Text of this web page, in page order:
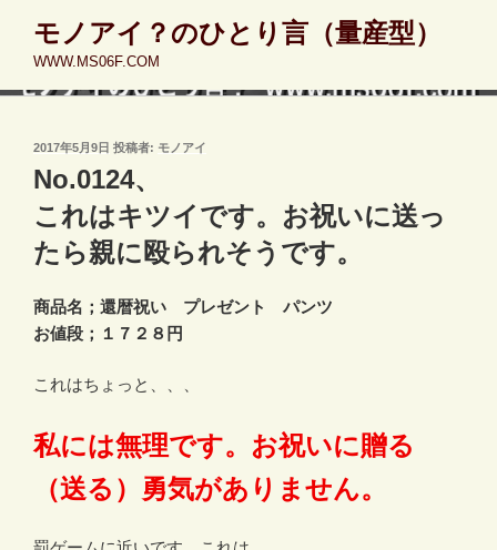
ン
モノアイ？のひとり言（量産型）
WWW.MS06F.COM
投
日:
2017年5月9日 投稿者: モノアイ
No.0124、
これはキツイです。お祝いに送っ
たら親に殴られそうです。
商品名；還暦祝い プレゼント パンツ
お値段；１７２８円
これはちょっと、、、
私には無理です。お祝いに贈る
（送る）勇気がありません。